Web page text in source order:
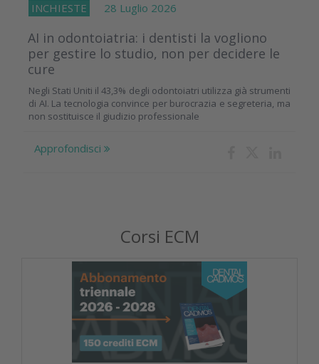
INCHIESTE 28 Luglio 2026
AI in odontoiatria: i dentisti la vogliono
per gestire lo studio, non per decidere le
cure
Negli Stati Uniti il 43,3% degli odontoiatri utilizza già strumenti
di AI. La tecnologia convince per burocrazia e segreteria, ma
non sostituisce il giudizio professionale
Approfondisci
Corsi ECM